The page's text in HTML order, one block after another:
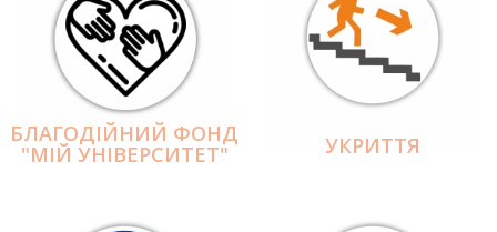
БЛАГОДІЙНИЙ ФОНД
"МІЙ УНІВЕРСИТЕТ" УКРИТТЯ